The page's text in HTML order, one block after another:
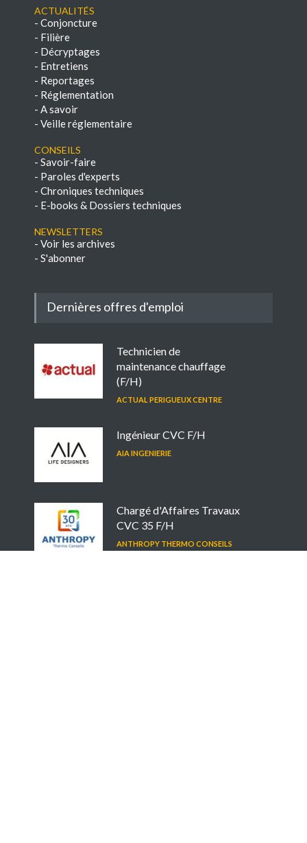
Actualités
- Conjoncture
- Filière
- Décryptages
- Entretiens
- Reportages
- Réglementation
- A savoir
- Veille réglementaire
Conseils
- Savoir-faire
- Paroles d'experts
- Chroniques techniques
- E-books & Dossiers techniques
NEWSLETTERS
- Voir les archives
- S'abonner
Dernières offres d'emploi
Technicien de
maintenance chauffage
(F/H)
ACTUAL PERIGUEUX CENTRE
Ingénieur CVC F/H
AIA INGENIERIE
Chargé d'Affaires Travaux
CVC 35 F/H
ANTHROPY THERMO CONSEILS